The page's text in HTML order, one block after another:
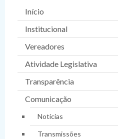
Início
Institucional
Vereadores
Atividade Legislativa
Transparência
Comunicação
Notícias
Transmissões